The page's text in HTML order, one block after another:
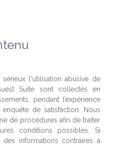
l'utilisation abusive de
Suite sont collectés en
pendant l’expérience
de satisfaction. Nous
de procédures afin de traiter
conditions possibles. Si
informations contraires à